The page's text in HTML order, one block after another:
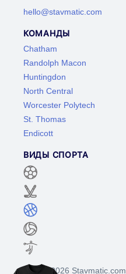
hello@stavmatic.com
КОМАНДЫ
Chatham
Randolph Macon
Huntingdon
North Central
Worcester Polytech
St. Thomas
Endicott
ВИДЫ СПОРТА
©2017-2026 Stavmatic.com